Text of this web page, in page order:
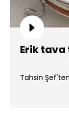
Erik
Tahsin